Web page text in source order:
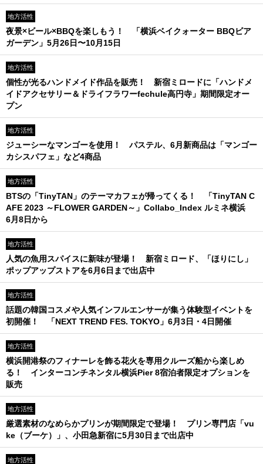
地方活性
夜景×ビール×BBQを楽しもう！ 「横浜ベイクォーター BBQビア
ガーデン」5月26日〜10月15日
地方活性
個性が光るハンドメイド作品を販売！ 新宿ミロードに「ハンドメ
イドアクセサリー＆ドライフラワーfechule高円寺」期間限定オー
プン
地方活性
ジューシーなマンゴーを使用！ パステル、6月新商品は「マンゴー
カシスパフェ」など4商品
地方活性
BTSの「TinyTAN」のテーマカフェが帰ってくる！ 「TinyTAN C
AFE 2023 ～FLOWER GARDEN～」Collabo_Index ルミネ横浜
6月8日から
地方活性
人気の魚用スパイスに新味が登場！ 新宿ミロード、「ほりにし」
ポップアップストアを6月6日まで出店中
地方活性
話題の韓国コスメや人気インフルエンサーが集う体験型イベントを
初開催！ 「NEXT TREND FES. TOKYO」6月3日・4日開催
地方活性
横浜開港祭のフィナーレを飾る花火を専用クルーズ船から楽しめ
る！ インターコンチネンタル横浜Pier 8宿泊者限定オプションを
販売
地方活性
厳選素材のなめらかプリンが期間限定で登場！ プリン専門店「vu
ke（ブーケ）」、小田急新宿に5月30日まで出店中
地方活性